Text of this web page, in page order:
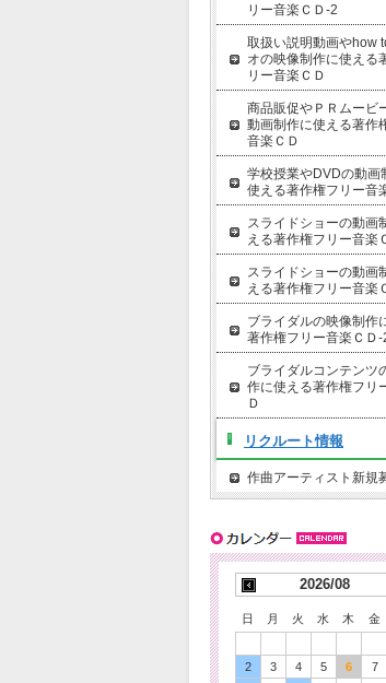
リー音楽ＣＤ-2
取扱い説明動画やhow
オの映像制作に使える
リー音楽ＣＤ
商品販促やＰＲムービ
動画制作に使える著作
音楽ＣＤ
学校授業やDVDの動画
使える著作権フリー音
スライドショーの動画
える著作権フリー音楽
スライドショーの動画
える著作権フリー音楽
ブライダルの映像制作
著作権フリー音楽ＣＤ-
ブライダルコンテンツ
作に使える著作権フリ
Ｄ
リクルート情報
作曲アーティスト新規
2026/08
日 月 火 水 木 金
2
3 4 5 6 7